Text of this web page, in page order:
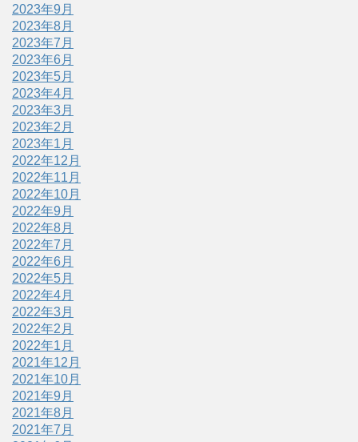
2023年9月
2023年8月
2023年7月
2023年6月
2023年5月
2023年4月
2023年3月
2023年2月
2023年1月
2022年12月
2022年11月
2022年10月
2022年9月
2022年8月
2022年7月
2022年6月
2022年5月
2022年4月
2022年3月
2022年2月
2022年1月
2021年12月
2021年10月
2021年9月
2021年8月
2021年7月